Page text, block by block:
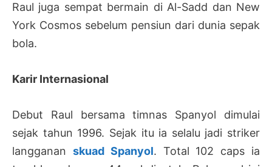
Raul juga sempat bermain di Al-Sadd dan New
York Cosmos sebelum pensiun dari dunia sepak
bola.
Karir Internasional
Debut Raul bersama timnas Spanyol dimulai
sejak tahun 1996. Sejak itu ia selalu jadi striker
langganan skuad Spanyol. Total 102 caps ia